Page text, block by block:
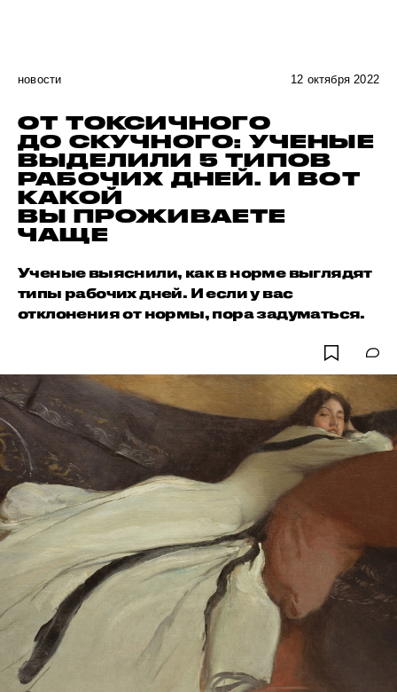
новости 12 октября 2022
ОТ ТОКСИЧНОГО
ДО СКУЧНОГО: УЧЕНЫЕ
ВЫДЕЛИЛИ 5 ТИПОВ
РАБОЧИХ ДНЕЙ. И ВОТ
КАКОЙ
ВЫ ПРОЖИВАЕТЕ
ЧАЩЕ
Ученые выяснили, как в норме выглядят
типы рабочих дней. И если у вас
отклонения от нормы, пора задуматься.